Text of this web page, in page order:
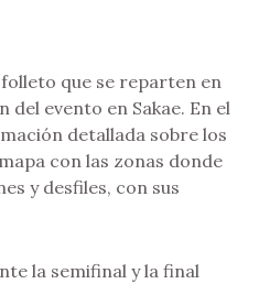
que se reparten en
evento en Sakae. En el
detallada sobre los
con las zonas donde
y desfiles, con sus
la semifinal y la final